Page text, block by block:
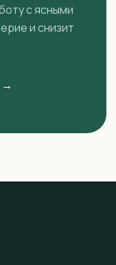
с ясными
и снизит
→